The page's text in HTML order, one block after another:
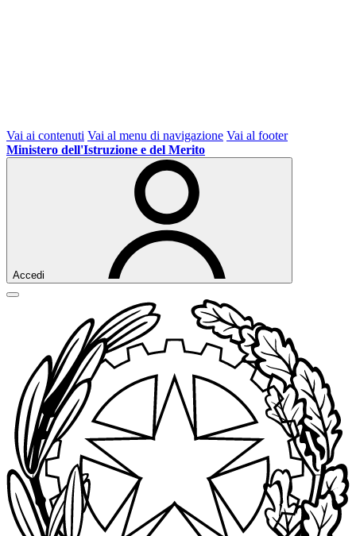
Vai ai contenuti Vai al menu di navigazione Vai al footer
Ministero dell'Istruzione e del Merito
Accedi